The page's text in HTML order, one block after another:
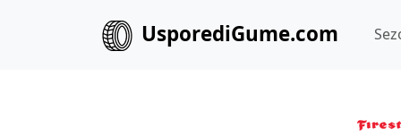
UsporediGume.com